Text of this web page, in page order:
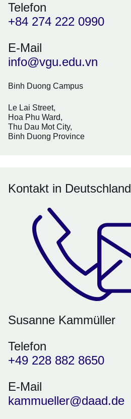
Telefon
+84 274 222 0990
E-Mail
info@vgu.edu.vn
Binh Duong Campus
Le Lai Street,
Hoa Phu Ward,
Thu Dau Mot City,
Binh Duong Province
Kontakt in Deutschland
Susanne Kammüller
Telefon
+49 228 882 8650
E-Mail
kammueller@daad.de